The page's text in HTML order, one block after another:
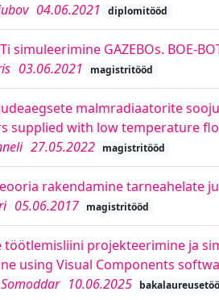
04.06.2021 diplomitööd
simuleerimine GAZEBOs. BOE-
03.06.2021 magistritööd
malmradiaatorite
supplied with low temperature
27.05.2022 magistritööd
rakendamine tarneahelate
05.06.2017 magistritööd
töötlemisliini projekteerimine ja
using Visual Components
10.06.2025